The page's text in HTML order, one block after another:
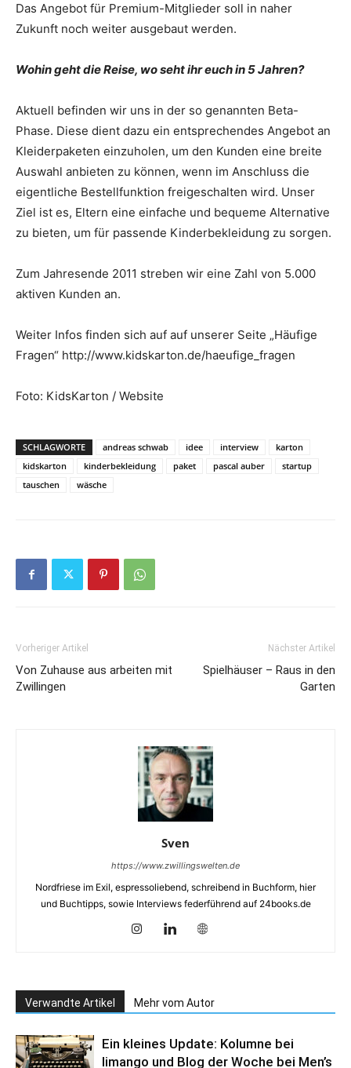
Das Angebot für Premium-Mitglieder soll in naher
Zukunft noch weiter ausgebaut werden.
Wohin geht die Reise, wo seht ihr euch in 5 Jahren?
Aktuell befinden wir uns in der so genannten Beta-
Phase. Diese dient dazu ein entsprechendes Angebot an
Kleiderpaketen einzuholen, um den Kunden eine breite
Auswahl anbieten zu können, wenn im Anschluss die
eigentliche Bestellfunktion freigeschalten wird. Unser
Ziel ist es, Eltern eine einfache und bequeme Alternative
zu bieten, um für passende Kinderbekleidung zu sorgen.
Zum Jahresende 2011 streben wir eine Zahl von 5.000
aktiven Kunden an.
Weiter Infos finden sich auf auf unserer Seite „Häufige
Fragen“ http://www.kidskarton.de/haeufige_fragen
Foto: KidsKarton / Website
SCHLAGWORTE andreas schwab idee interview
karton
kidskarton
kinderbekleidung paket pascal auber
startup
tauschen
wäsche
Vorheriger Artikel
Von Zuhause aus arbeiten mit
Zwillingen
Nächster Artikel
Spielhäuser – Raus in den
Garten
Sven
https://www.zwillingswelten.de
Nordfriese im Exil, espressoliebend, schreibend in Buchform, hier
und Buchtipps, sowie Interviews federführend auf 24books.de
Verwandte Artikel Mehr vom Autor
Ein kleines Update: Kolumne bei
limango und Blog der Woche bei Men’s